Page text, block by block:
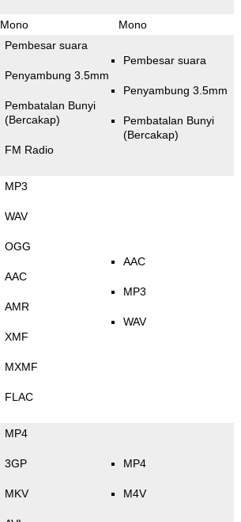
Mono Mono
Pembesar suara
Penyambung 3.5mm
Pembatalan Bunyi
(Bercakap)
FM Radio
Pembesar suara
Penyambung 3.5mm
Pembatalan Bunyi
(Bercakap)
MP3
WAV
OGG
AAC
AMR
XMF
MXMF
FLAC
AAC
MP3
WAV
MP4
3GP
MKV
MP4
M4V